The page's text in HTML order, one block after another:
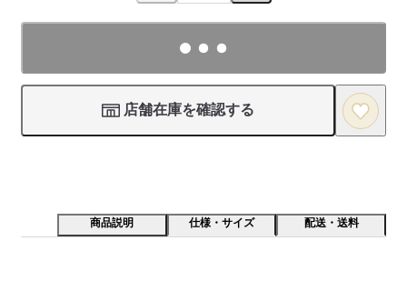
店舗在庫を確認する
商品説明 仕様・サイズ 配送・送料